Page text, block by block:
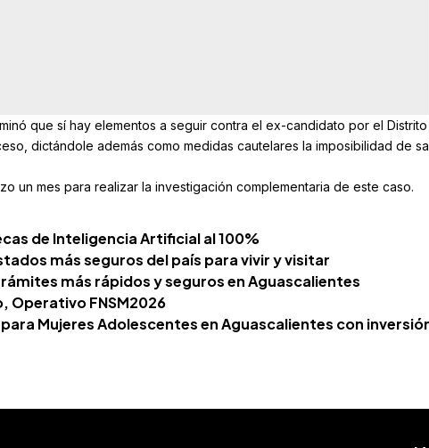
que sí hay elementos a seguir contra el ex-candidato por el Distrito
dictándole además como medidas cautelares la imposibilidad de
un mes para realizar la investigación complementaria de este caso.
de Inteligencia Artificial al 100%
más seguros del país para vivir y visitar
más rápidos y seguros en Aguascalientes
Operativo FNSM2026
Mujeres Adolescentes en Aguascalientes con